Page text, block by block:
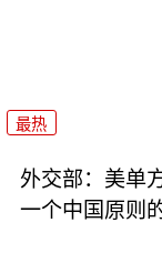
最热
外交部：美单
一个中国原则